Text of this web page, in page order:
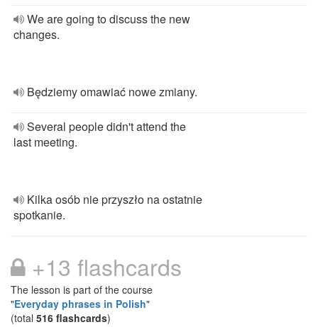
We are going to discuss the new
changes.
Będziemy omawiać nowe zmiany.
Several people didn't attend the
last meeting.
Kilka osób nie przyszło na ostatnie
spotkanie.
+13 flashcards
The lesson is part of the course
"Everyday phrases in Polish"
(total 516 flashcards)